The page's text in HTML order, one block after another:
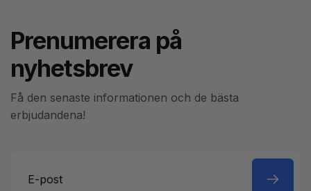
Prenumerera på
nyhetsbrev
Få den senaste informationen och de bästa
erbjudandena!